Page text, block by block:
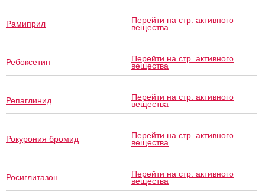
Рамиприл Перейти на стр. активного
вещества
Ребоксетин Перейти на стр. активного
вещества
Репаглинид Перейти на стр. активного
вещества
Рокурония бромид Перейти на стр. активного
вещества
Росиглитазон Перейти на стр. активного
вещества